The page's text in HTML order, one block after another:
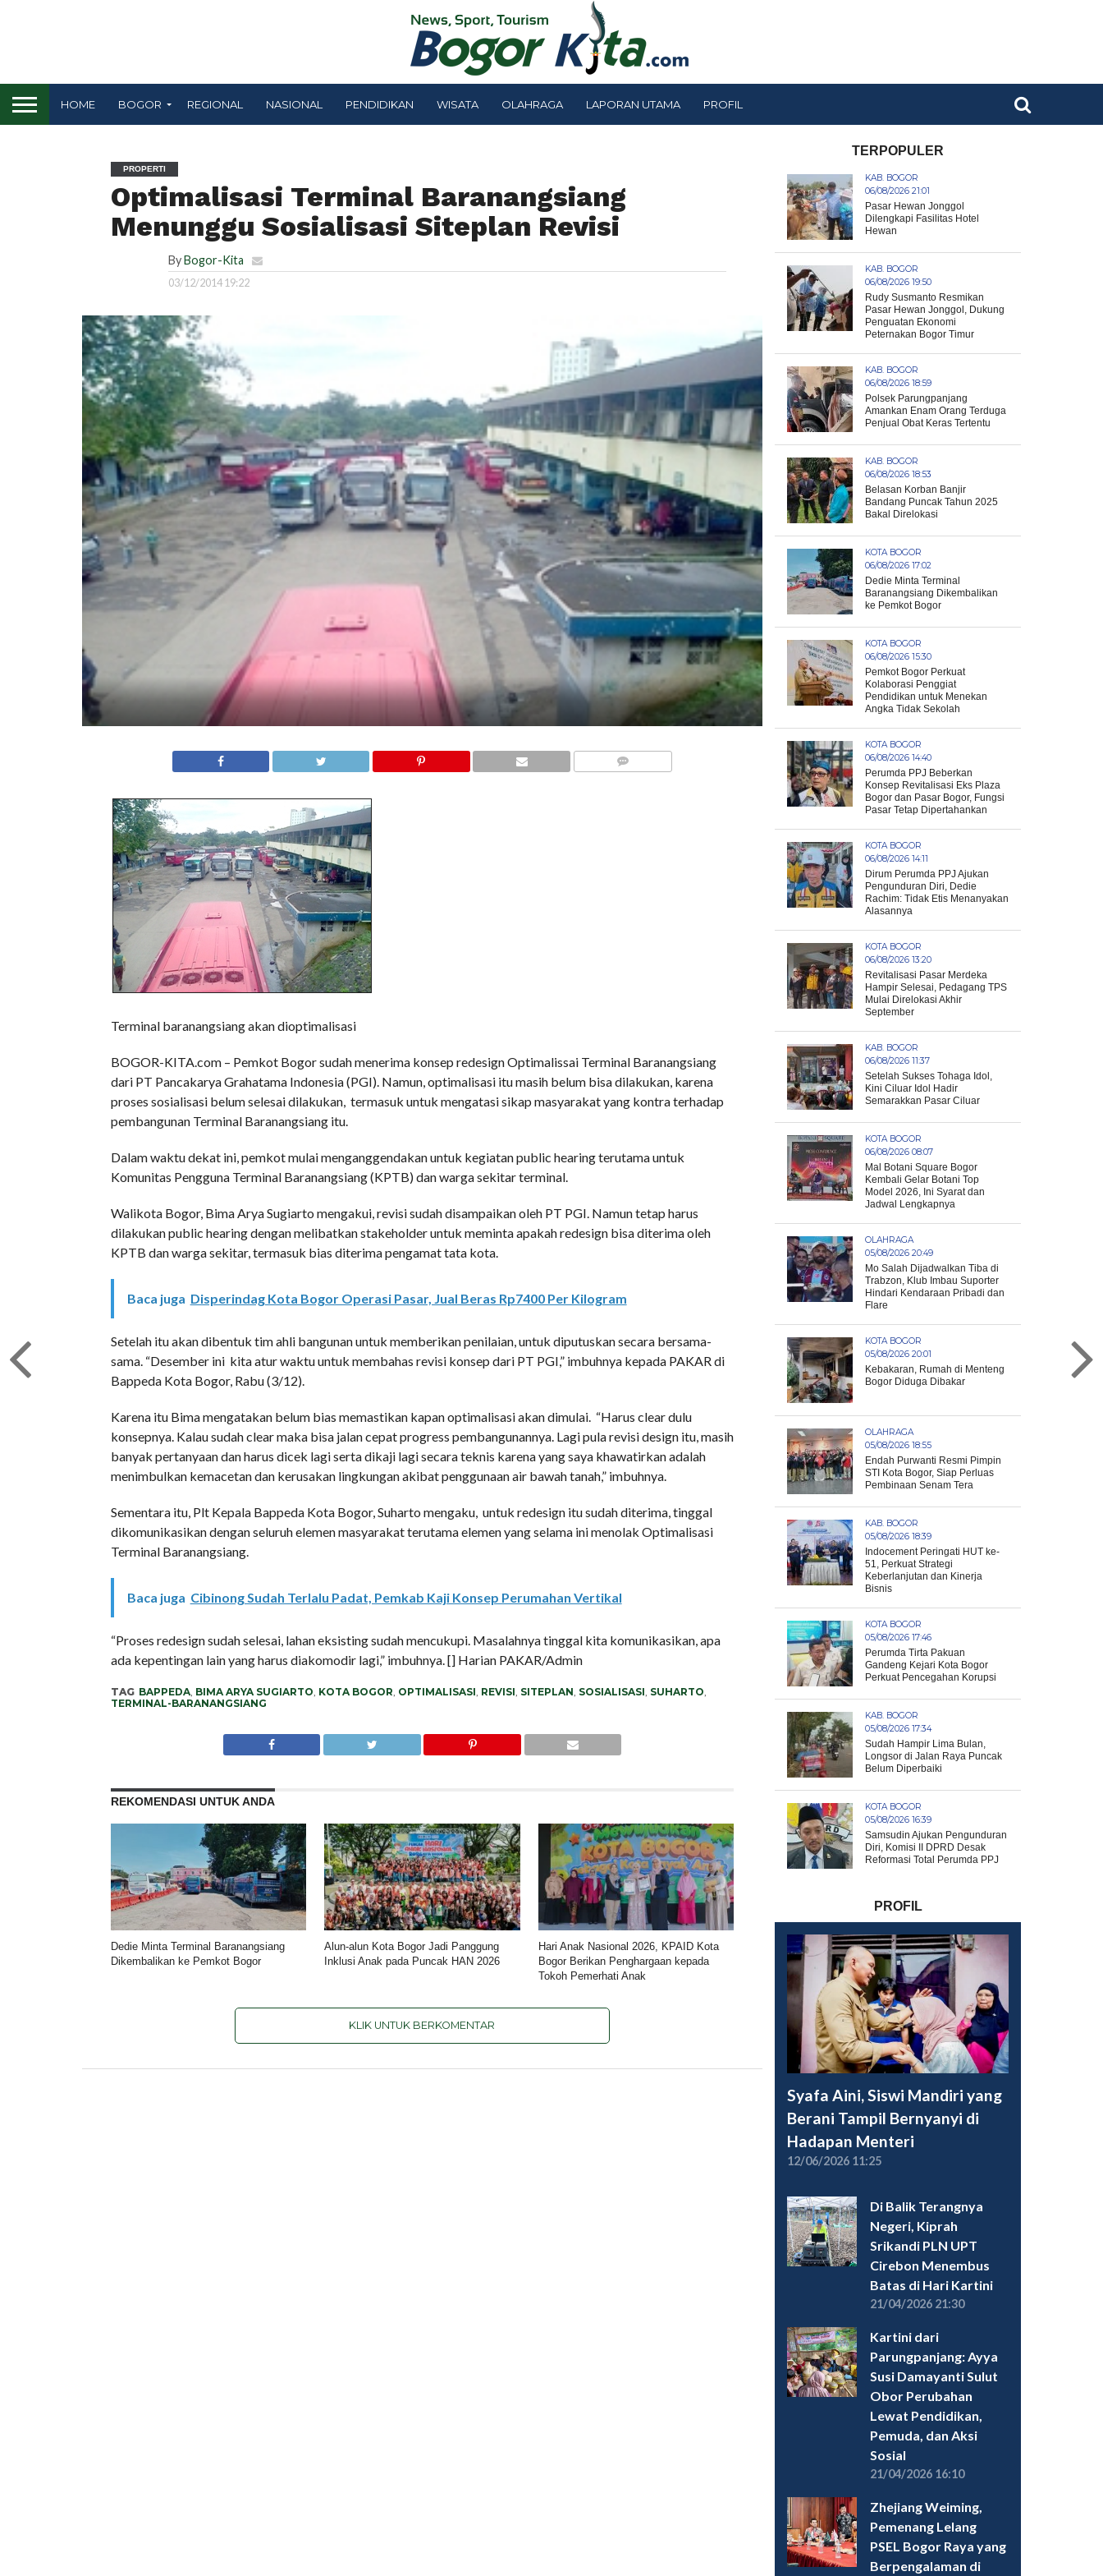
HOME BOGOR REGIONAL NASIONAL PENDIDIKAN WISATA OLAHRAGA LAPORAN UTAMA PROFIL
PROPERTI
Optimalisasi Terminal Baranangsiang
Menunggu Sosialisasi Siteplan Revisi
ByBogor-Kita
03/12/2014 19:22
Terminal baranangsiang akan dioptimalisasi
BOGOR-KITA.com – Pemkot Bogor sudah menerima konsep redesign Optimalissai Terminal Baranangsiang
dari PT Pancakarya Grahatama Indonesia (PGI). Namun, optimalisasi itu masih belum bisa dilakukan, karena
proses sosialisasi belum selesai dilakukan, termasuk untuk mengatasi sikap masyarakat yang kontra terhadap
pembangunan Terminal Baranangsiang itu.
Dalam waktu dekat ini, pemkot mulai menganggendakan untuk kegiatan public hearing terutama untuk
Komunitas Pengguna Terminal Baranangsiang (KPTB) dan warga sekitar terminal.
Walikota Bogor, Bima Arya Sugiarto mengakui, revisi sudah disampaikan oleh PT PGI. Namun tetap harus
dilakukan public hearing dengan melibatkan stakeholder untuk meminta apakah redesign bisa diterima oleh
KPTB dan warga sekitar, termasuk bias diterima pengamat tata kota.
Baca juga Disperindag Kota Bogor Operasi Pasar, Jual Beras Rp7400 Per Kilogram
Setelah itu akan dibentuk tim ahli bangunan untuk memberikan penilaian, untuk diputuskan secara bersama-
sama. “Desember ini kita atur waktu untuk membahas revisi konsep dari PT PGI,” imbuhnya kepada PAKAR di
Bappeda Kota Bogor, Rabu (3/12).
Karena itu Bima mengatakan belum bias memastikan kapan optimalisasi akan dimulai. “Harus clear dulu
konsepnya. Kalau sudah clear maka bisa jalan cepat progress pembangunannya. Lagi pula revisi design itu, masih
banyak pertanyaan dan harus dicek lagi serta dikaji lagi secara teknis karena yang saya khawatirkan adalah
menimbulkan kemacetan dan kerusakan lingkungan akibat penggunaan air bawah tanah,” imbuhnya.
Sementara itu, Plt Kepala Bappeda Kota Bogor, Suharto mengaku, untuk redesign itu sudah diterima, tinggal
dikomunikasikan dengan seluruh elemen masyarakat terutama elemen yang selama ini menolak Optimalisasi
Terminal Baranangsiang.
Baca juga Cibinong Sudah Terlalu Padat, Pemkab Kaji Konsep Perumahan Vertikal
“Proses redesign sudah selesai, lahan eksisting sudah mencukupi. Masalahnya tinggal kita komunikasikan, apa
ada kepentingan lain yang harus diakomodir lagi,” imbuhnya. [] Harian PAKAR/Admin
TAG BAPPEDA, BIMA ARYA SUGIARTO, KOTA BOGOR, OPTIMALISASI, REVISI, SITEPLAN, SOSIALISASI, SUHARTO,
TERMINAL-BARANANGSIANG
REKOMENDASI UNTUK ANDA
Dedie Minta Terminal Baranangsiang
Dikembalikan ke Pemkot Bogor
Alun-alun Kota Bogor Jadi Panggung
Inklusi Anak pada Puncak HAN 2026
Hari Anak Nasional 2026, KPAID Kota
Bogor Berikan Penghargaan kepada
Tokoh Pemerhati Anak
KLIK UNTUK BERKOMENTAR
TERPOPULER
KAB. BOGOR
06/08/2026 21:01
Pasar Hewan Jonggol
Dilengkapi Fasilitas Hotel
Hewan
KAB. BOGOR
06/08/2026 19:50
Rudy Susmanto Resmikan
Pasar Hewan Jonggol, Dukung
Penguatan Ekonomi
Peternakan Bogor Timur
KAB. BOGOR
06/08/2026 18:59
Polsek Parungpanjang
Amankan Enam Orang Terduga
Penjual Obat Keras Tertentu
KAB. BOGOR
06/08/2026 18:53
Belasan Korban Banjir
Bandang Puncak Tahun 2025
Bakal Direlokasi
KOTA BOGOR
06/08/2026 17:02
Dedie Minta Terminal
Baranangsiang Dikembalikan
ke Pemkot Bogor
KOTA BOGOR
06/08/2026 15:30
Pemkot Bogor Perkuat
Kolaborasi Penggiat
Pendidikan untuk Menekan
Angka Tidak Sekolah
KOTA BOGOR
06/08/2026 14:40
Perumda PPJ Beberkan
Konsep Revitalisasi Eks Plaza
Bogor dan Pasar Bogor, Fungsi
Pasar Tetap Dipertahankan
KOTA BOGOR
06/08/2026 14:11
Dirum Perumda PPJ Ajukan
Pengunduran Diri, Dedie
Rachim: Tidak Etis Menanyakan
Alasannya
KOTA BOGOR
06/08/2026 13:20
Revitalisasi Pasar Merdeka
Hampir Selesai, Pedagang TPS
Mulai Direlokasi Akhir
September
KAB. BOGOR
06/08/2026 11:37
Setelah Sukses Tohaga Idol,
Kini Ciluar Idol Hadir
Semarakkan Pasar Ciluar
KOTA BOGOR
06/08/2026 08:07
Mal Botani Square Bogor
Kembali Gelar Botani Top
Model 2026, Ini Syarat dan
Jadwal Lengkapnya
OLAHRAGA
05/08/2026 20:49
Mo Salah Dijadwalkan Tiba di
Trabzon, Klub Imbau Suporter
Hindari Kendaraan Pribadi dan
Flare
KOTA BOGOR
05/08/2026 20:01
Kebakaran, Rumah di Menteng
Bogor Diduga Dibakar
OLAHRAGA
05/08/2026 18:55
Endah Purwanti Resmi Pimpin
STI Kota Bogor, Siap Perluas
Pembinaan Senam Tera
KAB. BOGOR
05/08/2026 18:39
Indocement Peringati HUT ke-
51, Perkuat Strategi
Keberlanjutan dan Kinerja
Bisnis
KOTA BOGOR
05/08/2026 17:46
Perumda Tirta Pakuan
Gandeng Kejari Kota Bogor
Perkuat Pencegahan Korupsi
KAB. BOGOR
05/08/2026 17:34
Sudah Hampir Lima Bulan,
Longsor di Jalan Raya Puncak
Belum Diperbaiki
KOTA BOGOR
05/08/2026 16:39
Samsudin Ajukan Pengunduran
Diri, Komisi II DPRD Desak
Reformasi Total Perumda PPJ
PROFIL
Syafa Aini, Siswi Mandiri yang
Berani Tampil Bernyanyi di
Hadapan Menteri
12/06/2026 11:25
Di Balik Terangnya
Negeri, Kiprah
Srikandi PLN UPT
Cirebon Menembus
Batas di Hari Kartini
21/04/2026 21:30
Kartini dari
Parungpanjang: Ayya
Susi Damayanti Sulut
Obor Perubahan
Lewat Pendidikan,
Pemuda, dan Aksi
Sosial
21/04/2026 16:10
Zhejiang Weiming,
Pemenang Lelang
PSEL Bogor Raya yang
Berpengalaman di